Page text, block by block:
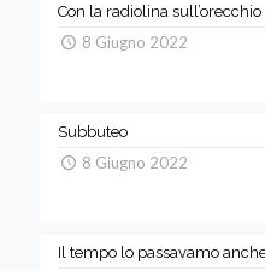
Con la radiolina sull’orecchio
8 Giugno 2022
Subbuteo
8 Giugno 2022
Il tempo lo passavamo